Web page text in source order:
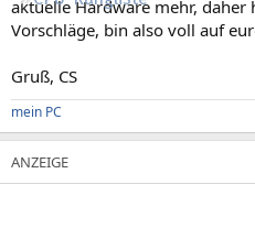
aktuelle Hardware mehr, daher
Vorschläge, bin also voll auf
Gruß, CS
mein PC